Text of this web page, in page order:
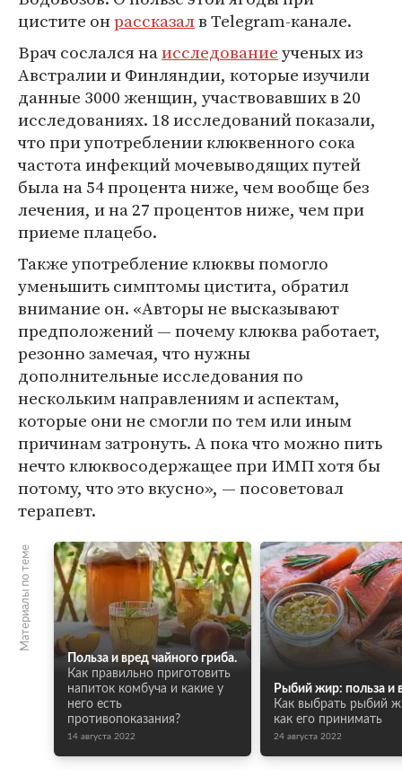
цистите онрассказалв Telegram-канале.
Врач сослался наисследованиеученых из
Австралии и Финляндии, которые изучили
данные 3000 женщин, участвовавших в 20
исследованиях. 18 исследований показали,
что при употреблении клюквенного сока
частота инфекций мочевыводящих путей
была на 54 процента ниже, чем вообще без
лечения, и на 27 процентов ниже, чем при
приеме плацебо.
Также употребление клюквы помогло
уменьшить симптомы цистита, обратил
внимание он. «Авторы не высказывают
предположений — почему клюква работает,
резонно замечая, что нужны
дополнительные исследования по
нескольким направлениям и аспектам,
которые они не смогли по тем или иным
причинам затронуть. А пока что можно пить
нечто клюквосодержащее при ИМП хотя бы
потому, что это вкусно», — посоветовал
терапевт.
Материалы по теме
Польза и вред чайного гриба.
Как правильно приготовить
напиток комбуча и какие у
него есть
противопоказания?
14 августа 2022
Рыбий жир: польза и
Как выбрать рыбий
как его принимать
24 августа 2022